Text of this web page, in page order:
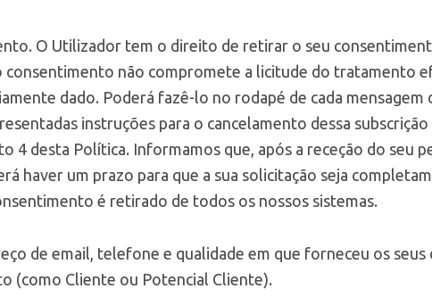
O Utilizador tem o direito de retirar o seu
consentimento não compromete a licitude do tratamento
dado. Poderá fazê-lo no rodapé de cada mensagem
instruções para o cancelamento dessa
4 desta Política. Informamos que, após a receção do seu
haver um prazo para que a sua solicitação seja
é retirado de todos os nossos sistemas.
de email, telefone e qualidade em que forneceu os seus
(como Cliente ou Potencial Cliente).